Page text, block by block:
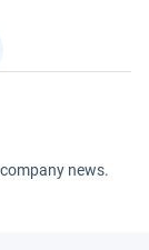
news.